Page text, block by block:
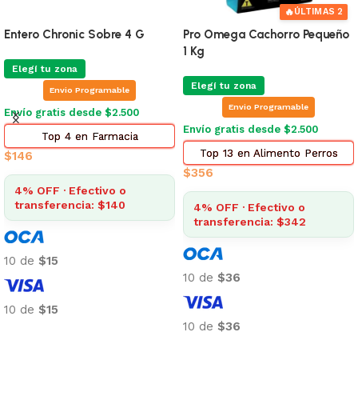
Entero Chronic Sobre 4 G
Elegí tu zona
Envio Programable
Envío gratis desde $2.500
Top 4 en Farmacia
$146
4% OFF · Efectivo o
transferencia: $140
10 de $15
10 de $15
🔥ÚLTIMAS 2
Pro Omega Cachorro Pequeño
1 Kg
Elegí tu zona
Envio Programable
Envío gratis desde $2.500
Top 13 en Alimento Perros
$356
4% OFF · Efectivo o
transferencia: $342
10 de $36
10 de $36